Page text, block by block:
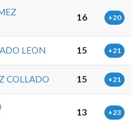
16 +20
LEON 15 +21
COLLADO 15 +21
13 +23